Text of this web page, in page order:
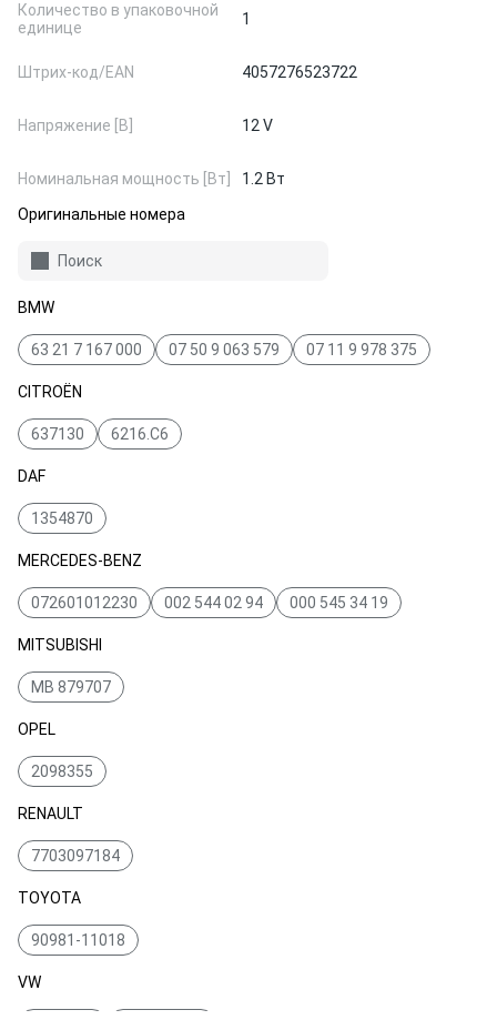
Количество в упаковочной
единице
1
Штрих-код/EAN 4057276523722
Напряжение [В] 12 V
Номинальная мощность [Вт]
1.2 Вт
Оригинальные номера
Поиск
BMW
63 21 7 167 000 07 50 9 063 579 07 11 9 978 375
CITROËN
637130 6216.C6
DAF
1354870
MERCEDES-BENZ
072601012230 002 544 02 94 000 545 34 19
MITSUBISHI
MB 879707
OPEL
2098355
RENAULT
7703097184
TOYOTA
90981-11018
VW